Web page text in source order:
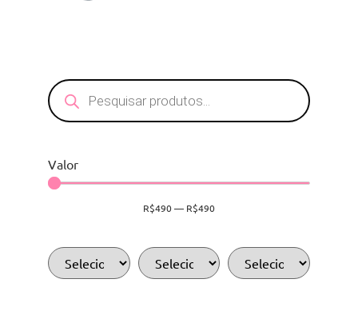
Valor
R$490— R$490